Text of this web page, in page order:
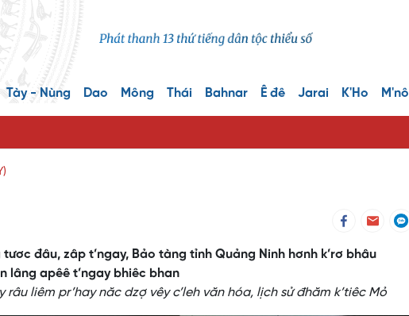
Tày - Nùng Dao Mông Thái Bahnar Ê đê Jarai K'Ho
đâu, zâp t’ngay, Bảo tàng tỉnh Quảng Ninh hơnh k’rơ bhâu
lâng apêê t’ngay bhiêc bhan
râu liêm pr’hay năc dzợ vêy c’leh văn hóa, lịch sử đhăm k’tiêc Mỏ